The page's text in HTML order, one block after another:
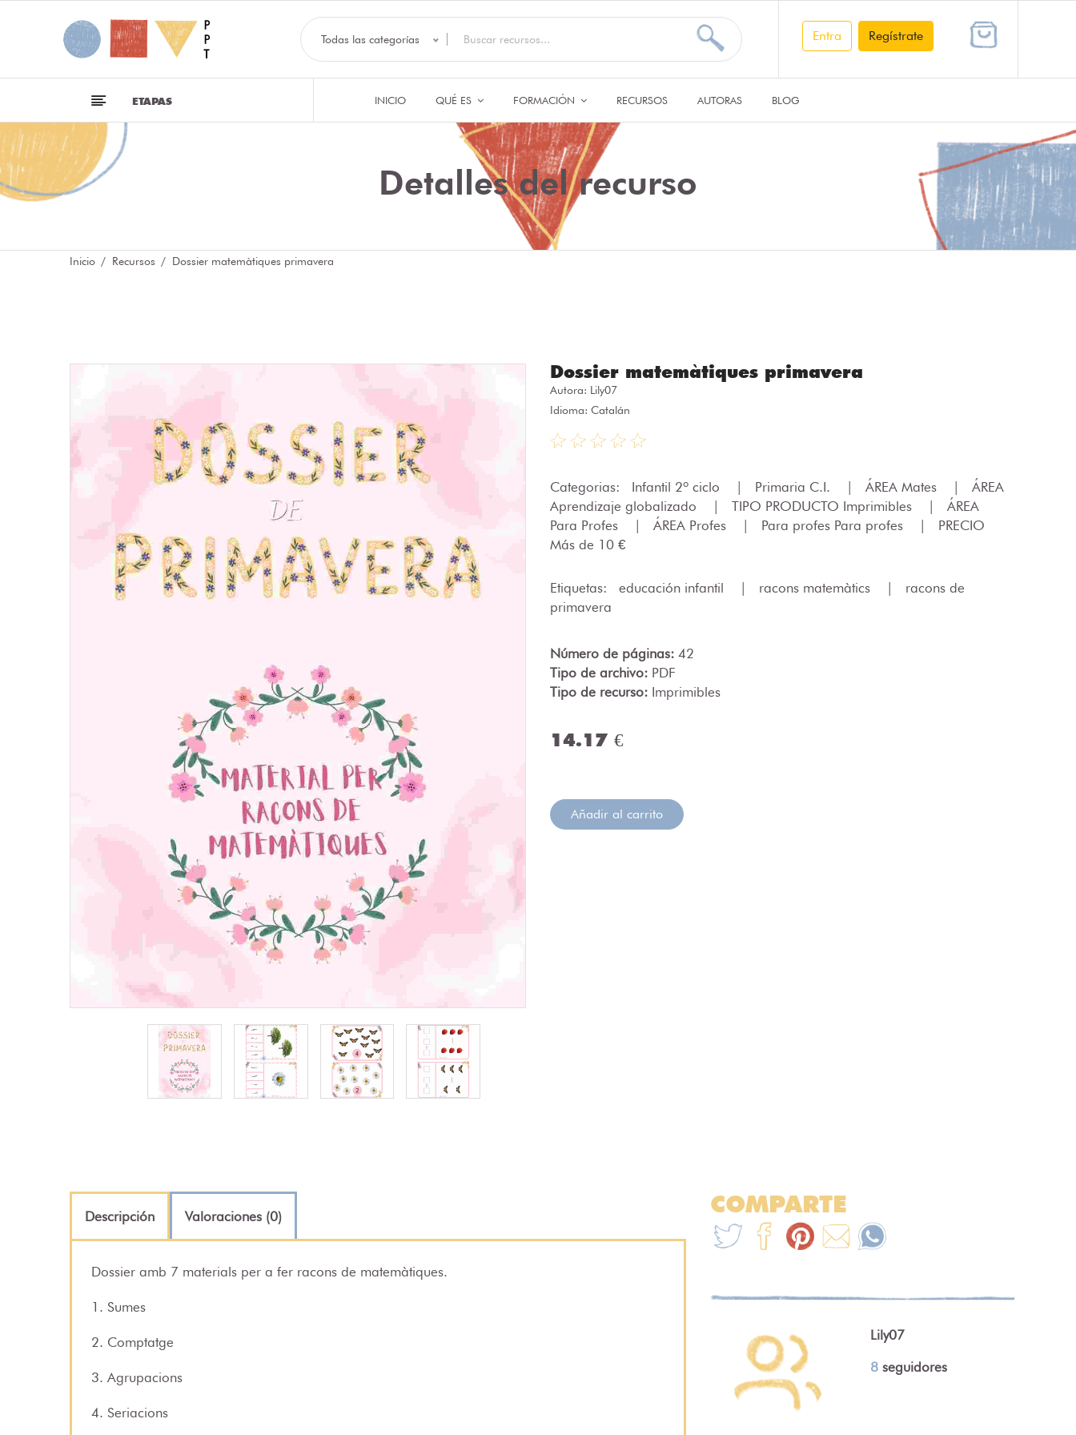
Todas las categorías Entra Regístrate
ETAPAS INICIO QUÉ ES FORMACIÓN RECURSOS AUTORAS BLOG
Detalles del recurso
Inicio Recursos Dossier matemàtiques primavera
Dossier matemàtiques primavera
Autora: Lily07
Idioma: Catalán
Categorias: Infantil 2º ciclo Primaria C.I. ÁREA Mates
ÁREA
Aprendizaje globalizado
TIPO PRODUCTO Imprimibles
ÁREA
Para Profes
ÁREA Profes Para profes Para profes
PRECIO
Más de 10 €
Etiquetas: educación infantil racons matemàtics
racons de
primavera
Número de páginas: 42
Tipo de archivo: PDF
Tipo de recurso: Imprimibles
14.17 €
Añadir al carrito
Descripción Valoraciones (0)
Dossier amb 7 materials per a fer racons de matemàtiques.
1. Sumes
2. Comptatge
3. Agrupacions
4. Seriacions
COMPARTE
Lily07
8 seguidores